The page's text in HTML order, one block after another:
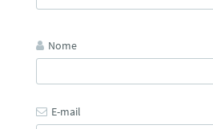
Nome
E-mail